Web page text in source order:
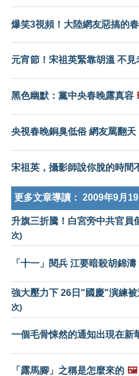
爆笑3視頻！大陸網友惡搞的
元宵節！宋祖英緊靠胡溫 不見
黑色幽默：黨中央春晚露真容
央視春晚銅臭低俗 網友罵翻天
宋祖英，攝影師說你脫的時間
更多文章導讀： 2009年9月19
升旗三折騰！白宮旁中共官員
次)
「十一」閱兵 江要暗殺胡錦濤
強大壓力下 26日"國慶"演練被
次)
一個毛骨悚然的通知出現在新
「露馬腳」之稱是怎麼來的 🖼️